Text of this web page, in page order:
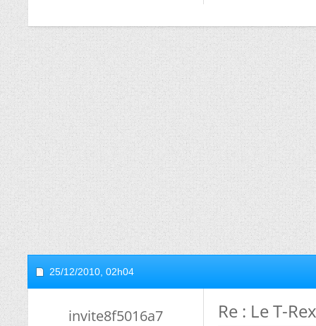
25/12/2010, 02h04
invite8f5016a7 Re : Le T-